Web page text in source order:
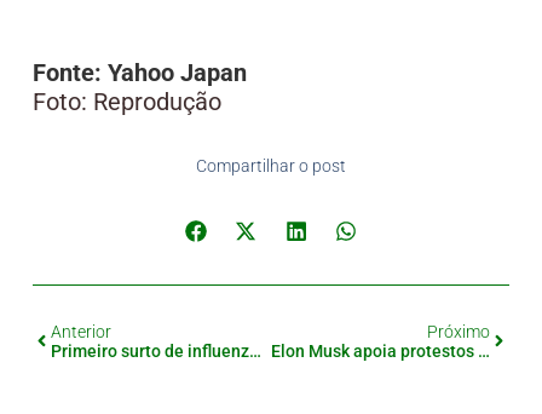
Fonte: Yahoo Japan
Foto: Reprodução
Compartilhar o post
Anterior
Primeiro surto de influenza é registrado em escola de Nagano
Próximo
Elon Musk apoia protestos contra imigração no Japão